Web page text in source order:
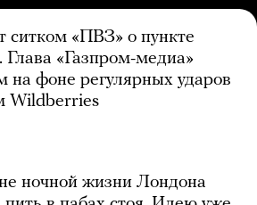
ситком «ПВЗ» о пункте
Глава «Газпром-медиа»
на фоне регулярных ударов
Wildberries
ночной жизни Лондона